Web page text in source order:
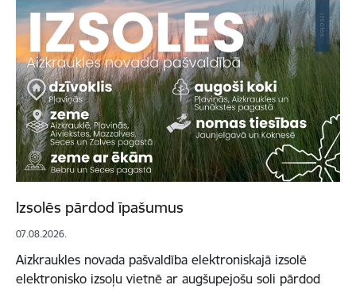
Izsolēs pārdod īpašumus
07.08.2026.
Aizkraukles novada pašvaldība elektroniskajā izsolē
elektronisko izsoļu vietnē ar augšupejošu soli pārdod